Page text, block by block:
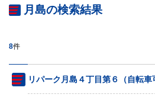
月島の検索結果
8件
リパーク月島４丁目第６（自転車